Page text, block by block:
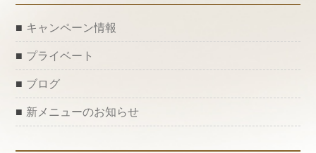
キャンペーン情報
プライベート
ブログ
新メニューのお知らせ